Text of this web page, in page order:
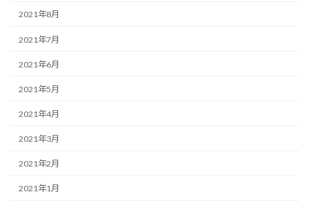
2021年8月
2021年7月
2021年6月
2021年5月
2021年4月
2021年3月
2021年2月
2021年1月